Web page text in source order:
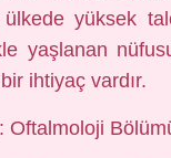
ülkede yüksek
yaşlanan
ihtiyaç vardır.
Oftalmoloji